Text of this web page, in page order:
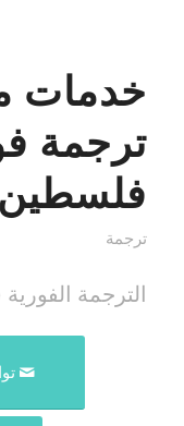
خدمات
ترجمة
فلسطين
ترجمة
الترجمة